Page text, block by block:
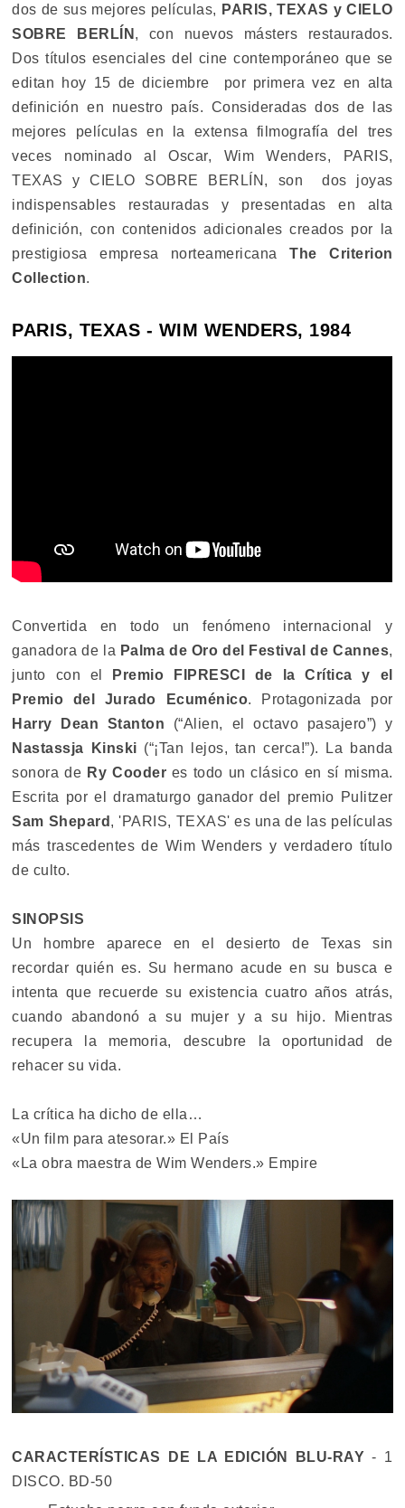
dos de sus mejores películas, PARIS, TEXAS y CIELO
SOBRE BERLÍN , con nuevos másters restaurados.
Dos títulos esenciales del cine contemporáneo que se
editan hoy 15 de diciembre por primera vez en alta
definición en nuestro país. Consideradas dos de las
mejores películas en la extensa filmografía del tres
veces nominado al Oscar, Wim Wenders, PARIS,
TEXAS y CIELO SOBRE BERLÍN, son dos joyas
indispensables restauradas y presentadas en alta
definición, con contenidos adicionales creados por la
prestigiosa empresa norteamericanaThe Criterion
Collection.
PARIS, TEXAS - WIM WENDERS, 1984
Convertida en todo un fenómeno internacional y
ganadora de la Palma de Oro del Festival de Cannes,
junto con el
Premio FIPRESCI de la Crítica y el
Premio del Jurado Ecuménico. Protagonizada por
Harry Dean Stanton (“Alien, el octavo pasajero”) y
Nastassja Kinski (“¡Tan lejos, tan cerca!”). La banda
sonora de Ry Cooder es todo un clásico en sí misma.
Escrita por el dramaturgo ganador del premio Pulitzer
Sam Shepard , 'PARIS, TEXAS' es una de las películas
más trascedentes de Wim Wenders y verdadero título
de culto.
SINOPSIS
Un hombre aparece en el desierto de Texas sin
recordar quién es. Su hermano acude en su busca e
intenta que recuerde su existencia cuatro años atrás,
cuando abandonó a su mujer y a su hijo. Mientras
recupera la memoria, descubre la oportunidad de
rehacer su vida.
La crítica ha dicho de ella…
«Un film para atesorar.» El País
«La obra maestra de Wim Wenders.» Empire
CARACTERÍSTICAS DE LA EDICIÓN BLU-RAY - 1
DISCO. BD-50